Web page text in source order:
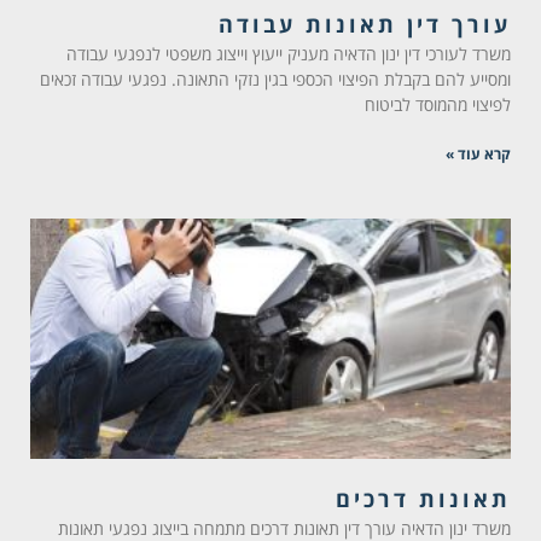
עורך דין תאונות עבודה
משרד לעורכי דין ינון הדאיה מעניק ייעוץ וייצוג משפטי לנפגעי עבודה
ומסייע להם בקבלת הפיצוי הכספי בגין נזקי התאונה. נפגעי עבודה זכאים
לפיצוי מהמוסד לביטוח
קרא עוד »
תאונות דרכים
משרד ינון הדאיה עורך דין תאונות דרכים מתמחה בייצוג נפגעי תאונות